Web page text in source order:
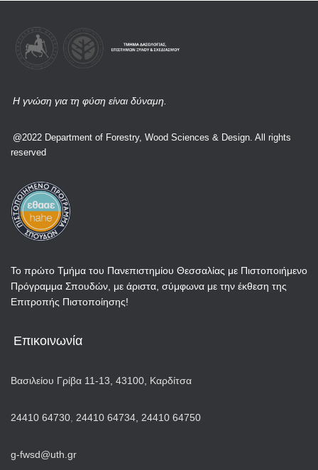
Η γνώση για τη φύση είναι δύναμη.
@2022 Department of Forestry, Wood Sciences & Design. All rights
reserved
Το πρώτο Τμήμα του Πανεπιστημίου Θεσσαλίας με Πιστοποιήμενο
Πρόγραμμα Σπουδών, με άριστα, σύμφωνα με την έκθεση της
Επιτροπής Πιστοποίησης!
Επικοινωνία
Βασιλείου Γρίβα 11-13, 43100, Καρδίτσα
24410 64730 24410 64734, 24410 64750
g-fwsd@uth.gr